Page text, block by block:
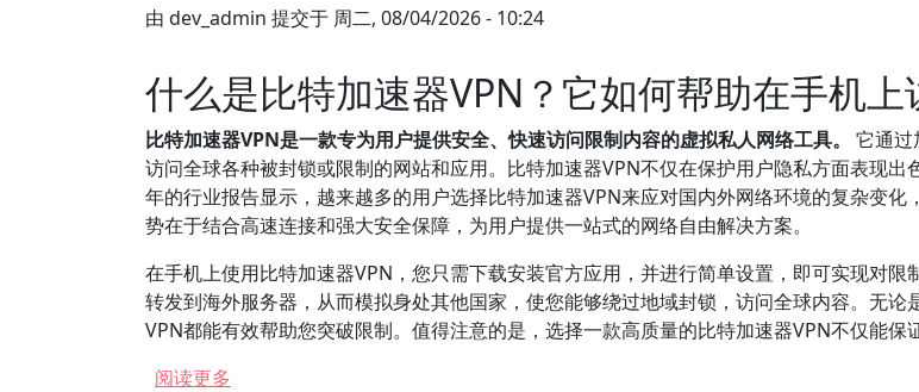
由 dev_admin 提交于 周二, 08/04/2026 - 10:24
什么是比特加速器VPN？它如何帮助在手机上
比特加速器VPN是一款专为用户提供安全、快速访问限制内容的虚拟私人网络工具。
它通过
访问全球各种被封锁或限制的网站和应用。比特加速器VPN不仅在保护用户隐私方面表现
年的行业报告显示，越来越多的用户选择比特加速器VPN来应对国内外网络环境的复杂变
势在于结合高速连接和强大安全保障，为用户提供一站式的网络自由解决方案。
在手机上使用比特加速器VPN，您只需下载安装官方应用，并进行简单设置，即可实现对
转发到海外服务器，从而模拟身处其他国家，使您能够绕过地域封锁，访问全球内容。无
VPN都能有效帮助您突破限制。值得注意的是，选择一款高质量的比特加速器VPN不仅能保
阅读更多